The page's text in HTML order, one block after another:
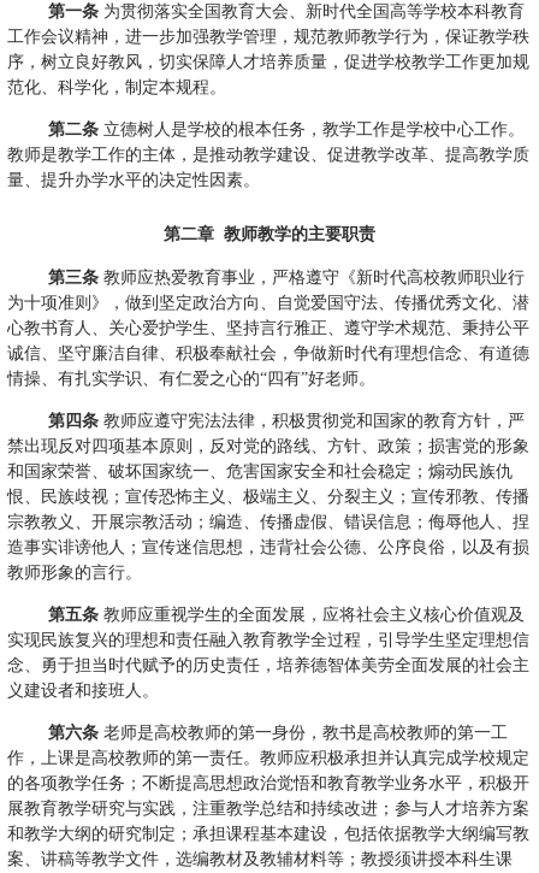
第一条 为贯彻落实全国教育大会、新时代全国高等学校本科教育
工作会议精神，进一步加强教学管理，规范教师教学行为，保证教学秩
序，树立良好教风，切实保障人才培养质量，促进学校教学工作更加规
范化、科学化，制定本规程。
第二条 立德树人是学校的根本任务，教学工作是学校中心工作。
教师是教学工作的主体，是推动教学建设、促进教学改革、提高教学质
量、提升办学水平的决定性因素。
第二章 教师教学的主要职责
第三条 教师应热爱教育事业，严格遵守《新时代高校教师职业行
为十项准则》，做到坚定政治方向、自觉爱国守法、传播优秀文化、潜
心教书育人、关心爱护学生、坚持言行雅正、遵守学术规范、秉持公平
诚信、坚守廉洁自律、积极奉献社会，争做新时代有理想信念、有道德
情操、有扎实学识、有仁爱之心的“四有”好老师。
第四条 教师应遵守宪法法律，积极贯彻党和国家的教育方针，严
禁出现反对四项基本原则，反对党的路线、方针、政策；损害党的形象
和国家荣誉、破坏国家统一、危害国家安全和社会稳定；煽动民族仇
恨、民族歧视；宣传恐怖主义、极端主义、分裂主义；宣传邪教、传播
宗教教义、开展宗教活动；编造、传播虚假、错误信息；侮辱他人、捏
造事实诽谤他人；宣传迷信思想，违背社会公德、公序良俗，以及有损
教师形象的言行。
第五条 教师应重视学生的全面发展，应将社会主义核心价值观及
实现民族复兴的理想和责任融入教育教学全过程，引导学生坚定理想信
念、勇于担当时代赋予的历史责任，培养德智体美劳全面发展的社会主
义建设者和接班人。
第六条 老师是高校教师的第一身份，教书是高校教师的第一工
作，上课是高校教师的第一责任。教师应积极承担并认真完成学校规定
的各项教学任务；不断提高思想政治觉悟和教育教学业务水平，积极开
展教育教学研究与实践，注重教学总结和持续改进；参与人才培养方案
和教学大纲的研究制定；承担课程基本建设，包括依据教学大纲编写教
案、讲稿等教学文件，选编教材及教辅材料等；教授须讲授本科生课